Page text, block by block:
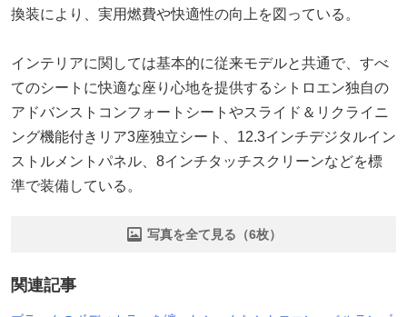
換装により、実用燃費や快適性の向上を図っている。
インテリアに関しては基本的に従来モデルと共通で、すべ
てのシートに快適な座り心地を提供するシトロエン独自の
アドバンストコンフォートシートやスライド＆リクライニ
ング機能付きリア3座独立シート、12.3インチデジタルイン
ストルメントパネル、8インチタッチスクリーンなどを標
準で装備している。
写真を全て見る（6枚）
関連記事